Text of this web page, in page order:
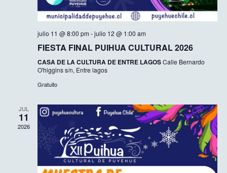
julio 11 @ 8:00 pm -julio 12 @ 1:00 am
FIESTA FINAL PUIHUA CULTURAL 2026
CASA DE LA CULTURA DE ENTRE LAGOSCalle Bernardo
O'higgins s/n, Entre lagos
Gratuito
JUL
11
2026